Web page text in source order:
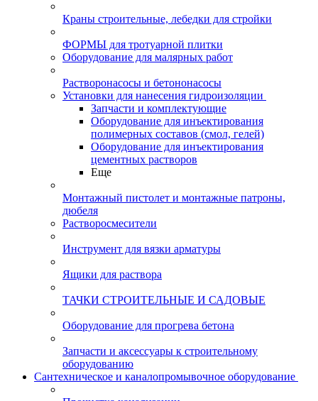
Краны строительные, лебедки для стройки
ФОРМЫ для тротуарной плитки
Оборудование для малярных работ
Растворонасосы и бетононасосы
Установки для нанесения гидроизоляции
Запчасти и комплектующие
Оборудование для инъектирования
полимерных составов (смол, гелей)
Оборудование для инъектирования
цементных растворов
Еще
Монтажный пистолет и монтажные патроны,
дюбеля
Растворосмесители
Инструмент для вязки арматуры
Ящики для раствора
ТАЧКИ СТРОИТЕЛЬНЫЕ И САДОВЫЕ
Оборудование для прогрева бетона
Запчасти и аксессуары к строительному
оборудованию
Сантехническое и каналопромывочное оборудование